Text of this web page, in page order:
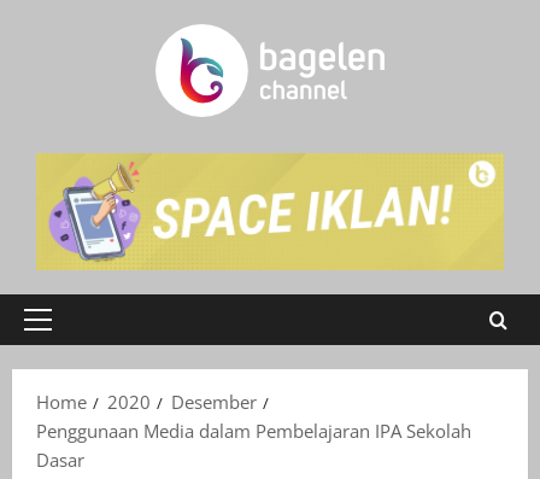
Primary
Home
2020
Desember
Penggunaan Media dalam Pembelajaran IPA Sekolah
Dasar